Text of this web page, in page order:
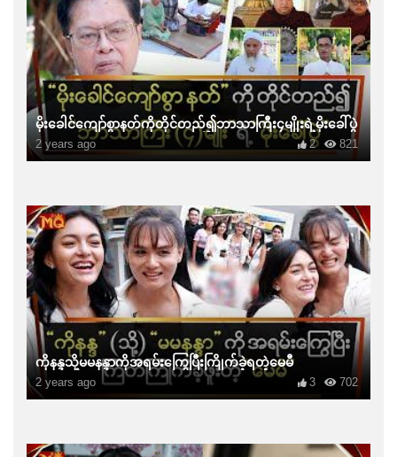
မိုးခေါင်ကျော်စွာနတ်ကိုတိုင်တည်၍ဘာသာကြီး၄မျိုးရဲ့မိုးခေါ်ပွဲ
2 years ago 821
2
ကိုနန္ဒသို့မမနန္ဒာကိုအရမ်းကြွေပြီးကြိုက်ခဲ့ရတဲ့မေမီ
2 years ago 702
3